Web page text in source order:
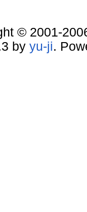
© 2001-
by yu-ji.